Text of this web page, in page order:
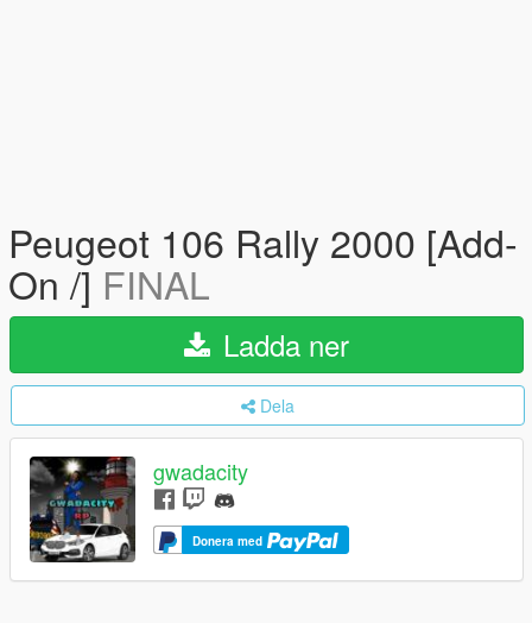
Peugeot 106 Rally 2000 [Add-
On /] FINAL
Ladda ner
Dela
gwadacity
Donera med